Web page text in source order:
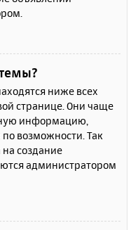
ниже всех
странице. Они чаще
информацию,
возможности. Так
создание
администратором